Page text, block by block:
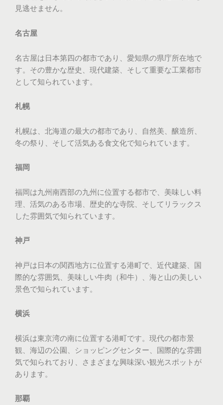
見逃せません。
名古屋
名古屋は日本第四の都市であり、愛知県の県庁所在地で
す。その豊かな歴史、現代建築、そして重要な工業都市
として知られています。
札幌
札幌は、北海道の最大の都市であり、自然美、醸造所、
冬の祭り、そして活気ある食文化で知られています。
福岡
福岡は九州南西部の九州に位置する都市で、美味しい料
理、活気のある市場、歴史的な寺院、そしてリラックス
した雰囲気で知られています。
神戸
神戸は日本の関西地方に位置する港町で、近代建築、国
際的な雰囲気、美味しい牛肉（和牛）、海と山の美しい
景色で知られています。
横浜
横浜は東京湾の南に位置する港町です。現代の都市景
観、海辺の公園、ショッピングセンター、国際的な雰囲
気で知られており、さまざまな興味深い観光スポットが
あります。
那覇